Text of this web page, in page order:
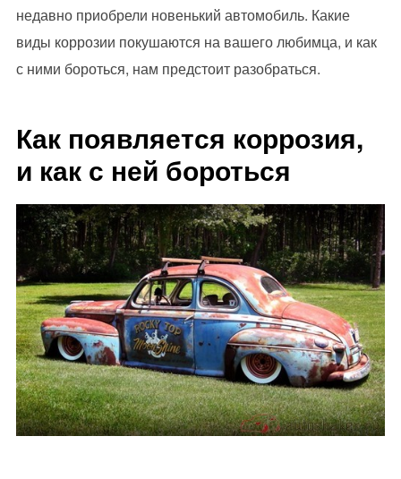
недавно приобрели новенький автомобиль. Какие
виды коррозии покушаются на вашего любимца, и как
с ними бороться, нам предстоит разобраться.
Как появляется коррозия,
и как с ней бороться